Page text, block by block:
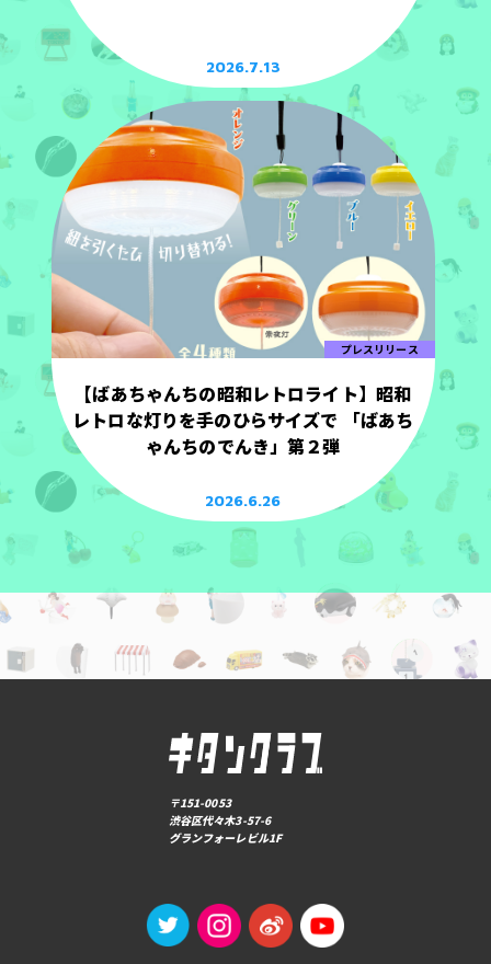
2026.7.13
プレスリリース
【ばあちゃんちの昭和レトロライト】昭和
レトロな灯りを手のひらサイズで 「ばあち
ゃんちのでんき」第２弾
2026.6.26
〒151-0053
渋谷区代々木3-57-6
グランフォーレビル1F